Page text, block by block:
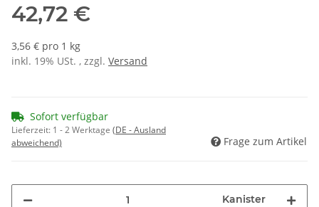
42,72 €
3,56 € pro 1 kg
inkl. 19% USt. , zzgl. Versand
Sofort verfügbar
Lieferzeit: 1 - 2 Werktage (DE - Ausland
abweichend)
Frage zum Artikel
Kanister